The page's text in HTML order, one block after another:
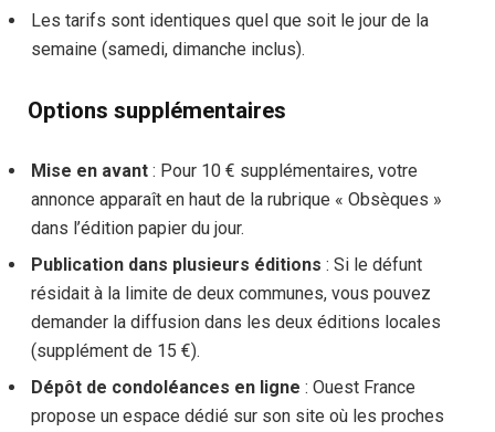
Les tarifs sont identiques quel que soit le jour de la
semaine (samedi, dimanche inclus).
Options supplémentaires
Mise en avant : Pour 10 € supplémentaires, votre
annonce apparaît en haut de la rubrique « Obsèques »
dans l’édition papier du jour.
Publication dans plusieurs éditions : Si le défunt
résidait à la limite de deux communes, vous pouvez
demander la diffusion dans les deux éditions locales
(supplément de 15 €).
Dépôt de condoléances en ligne : Ouest France
propose un espace dédié sur son site où les proches